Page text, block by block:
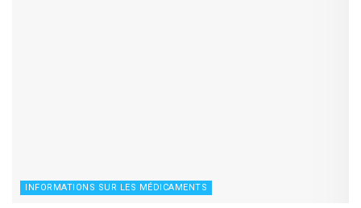
INFORMATIONS SUR LES MÉDICAMENTS